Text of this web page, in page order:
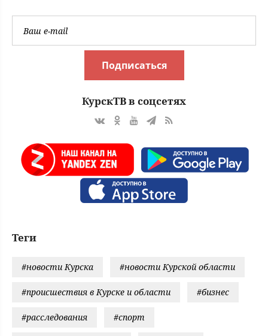
Подписаться
КурскТВ в соцсетях
Теги
#новости Курска #новости Курской области
#происшествия в Курске и области #бизнес
#расследования #спорт